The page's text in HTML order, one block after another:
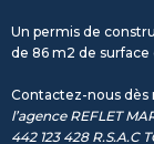
Un permis de
de 86 m2 de surface
Contactez-nous dès
l’agence REFLET
442 123 428 R.S.A.C